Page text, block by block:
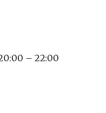
– 22:00